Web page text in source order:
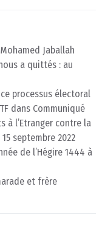
Jaballah
a quittés : au
processus électoral
dans Communiqué
à l’Etranger contre la
septembre 2022
de l’Hégire 1444 à
et frère